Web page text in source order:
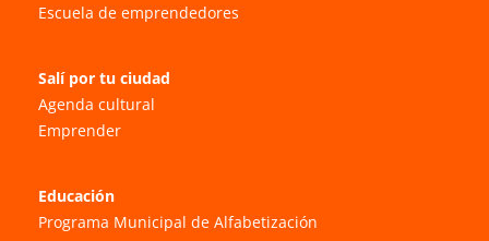
Escuela de emprendedores
Salí por tu ciudad
Agenda cultural
Emprender
Educación
Programa Municipal de Alfabetización